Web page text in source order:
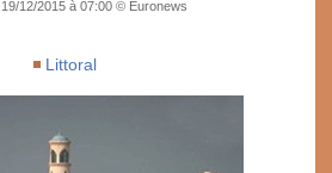
12/2015 à 07:00 © Euronews
Littoral